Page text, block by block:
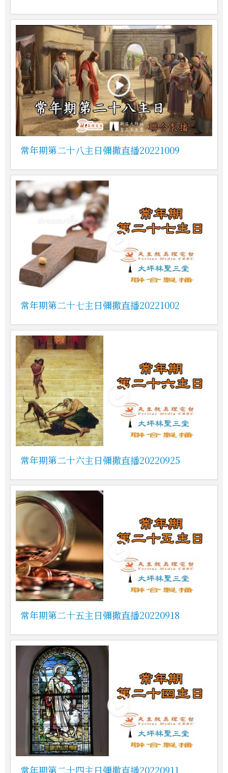
常年期第二十八主日彌撒直播20221009
常年期第二十七主日彌撒直播20221002
常年期第二十六主日彌撒直播20220925
常年期第二十五主日彌撒直播20220918
常年期第二十四主日彌撒直播20220911